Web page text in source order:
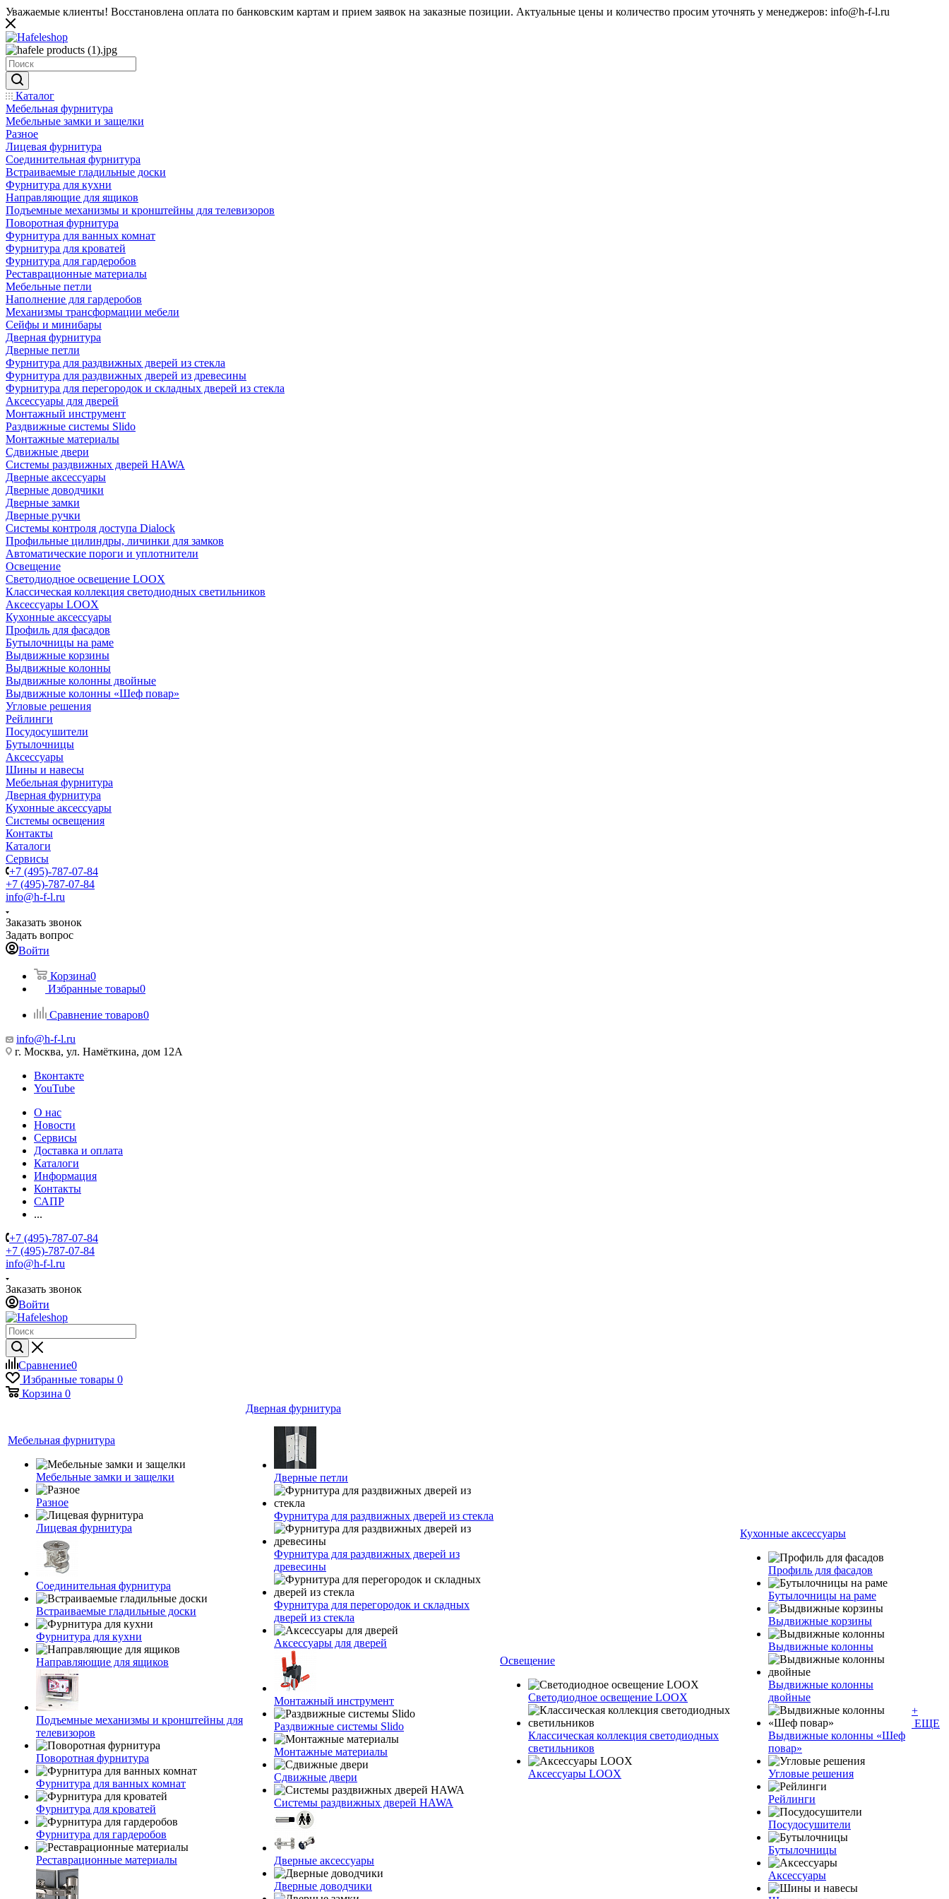
Уважаемые клиенты! Восстановлена оплата по банковским картам и прием заявок на заказные позиции. Актуальные цены и количество просим уточнять у менеджеров: info@h-f-l.ru
Каталог
Мебельная фурнитура
Мебельные замки и защелки
Разное
Лицевая фурнитура
Соединительная фурнитура
Встраиваемые гладильные доски
Фурнитура для кухни
Направляющие для ящиков
Подъемные механизмы и кронштейны для телевизоров
Поворотная фурнитура
Фурнитура для ванных комнат
Фурнитура для кроватей
Фурнитура для гардеробов
Реставрационные материалы
Мебельные петли
Наполнение для гардеробов
Механизмы трансформации мебели
Сейфы и минибары
Дверная фурнитура
Дверные петли
Фурнитура для раздвижных дверей из стекла
Фурнитура для раздвижных дверей из древесины
Фурнитура для перегородок и складных дверей из стекла
Аксессуары для дверей
Монтажный инструмент
Раздвижные системы Slido
Монтажные материалы
Сдвижные двери
Системы раздвижных дверей HAWA
Дверные аксессуары
Дверные доводчики
Дверные замки
Дверные ручки
Системы контроля доступа Dialock
Профильные цилиндры, личинки для замков
Автоматические пороги и уплотнители
Освещение
Светодиодное освещение LOOX
Классическая коллекция светодиодных светильников
Аксессуары LOOX
Кухонные аксессуары
Профиль для фасадов
Бутылочницы на раме
Выдвижные корзины
Выдвижные колонны
Выдвижные колонны двойные
Bыдвижные колонны «Шеф повар»
Угловые решения
Рейлинги
Посудосушители
Бутылочницы
Аксессуары
Шины и навесы
Мебельная фурнитура
Дверная фурнитура
Кухонные аксессуары
Системы освещения
Контакты
Каталоги
Сервисы
+7 (495)-787-07-84
+7 (495)-787-07-84
info@h-f-l.ru
Заказать звонок
Задать вопрос
Войти
Корзина0
Избранные товары0
Сравнение товаров0
info@h-f-l.ru
г. Москва, ул. Намёткина, дом 12А
Вконтакте
YouTube
О нас
Новости
Сервисы
Доставка и оплата
Каталоги
Информация
Контакты
САПР
...
+7 (495)-787-07-84
+7 (495)-787-07-84
info@h-f-l.ru
Заказать звонок
Войти
Сравнение0
Избранные товары 0
Корзина 0
Мебельная фурнитура
Мебельные замки и защелки
Разное
Лицевая фурнитура
Соединительная фурнитура
Встраиваемые гладильные доски
Фурнитура для кухни
Направляющие для ящиков
Подъемные механизмы и кронштейны для
телевизоров
Поворотная фурнитура
Фурнитура для ванных комнат
Фурнитура для кроватей
Фурнитура для гардеробов
Реставрационные материалы
Дверная фурнитура
Дверные петли
Фурнитура для раздвижных дверей из стекла
Фурнитура для раздвижных дверей из
древесины
Фурнитура для перегородок и складных
дверей из стекла
Аксессуары для дверей
Монтажный инструмент
Раздвижные системы Slido
Монтажные материалы
Сдвижные двери
Системы раздвижных дверей HAWA
Дверные аксессуары
Дверные доводчики
Освещение
Светодиодное освещение LOOX
Классическая коллекция светодиодных
светильников
Аксессуары LOOX
Кухонные аксессуары
Профиль для фасадов
Бутылочницы на раме
Выдвижные корзины
Выдвижные колонны
Выдвижные колонны
двойные
Bыдвижные колонны «Шеф
повар»
Угловые решения
Рейлинги
Посудосушители
Бутылочницы
Аксессуары
+
ЕЩЕ